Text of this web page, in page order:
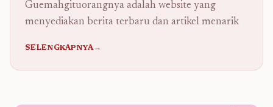
Guemahgituorangnya adalah website yang
menyediakan berita terbaru dan artikel menarik
SELENGKAPNYA→